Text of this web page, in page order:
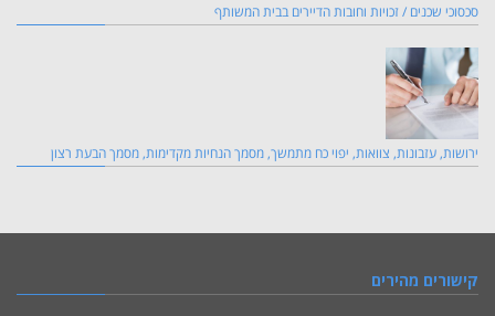
סכסוכי שכנים / זכויות וחובות הדיירים בבית המשותף
ירושות, עזבונות, צוואות, יפוי כח מתמשך, מסמך הנחיות מקדימות, מסמך הבעת רצון
קישורים מהירים